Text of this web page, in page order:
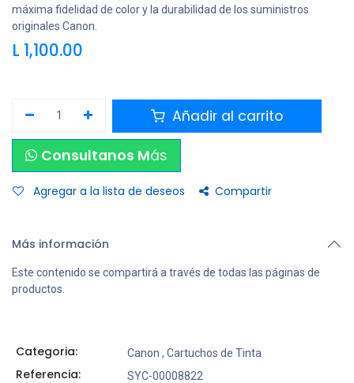
máxima fidelidad de color y la durabilidad de los suministros
originales Canon.
L 1,100.00
Añadir al carrito
Consultanos Más
Agregar a la lista de deseos Compartir
Más información
Este contenido se compartirá a través de todas las páginas de
productos.
Categoria: Canon , Cartuchos de Tinta
Referencia: SYC-00008822